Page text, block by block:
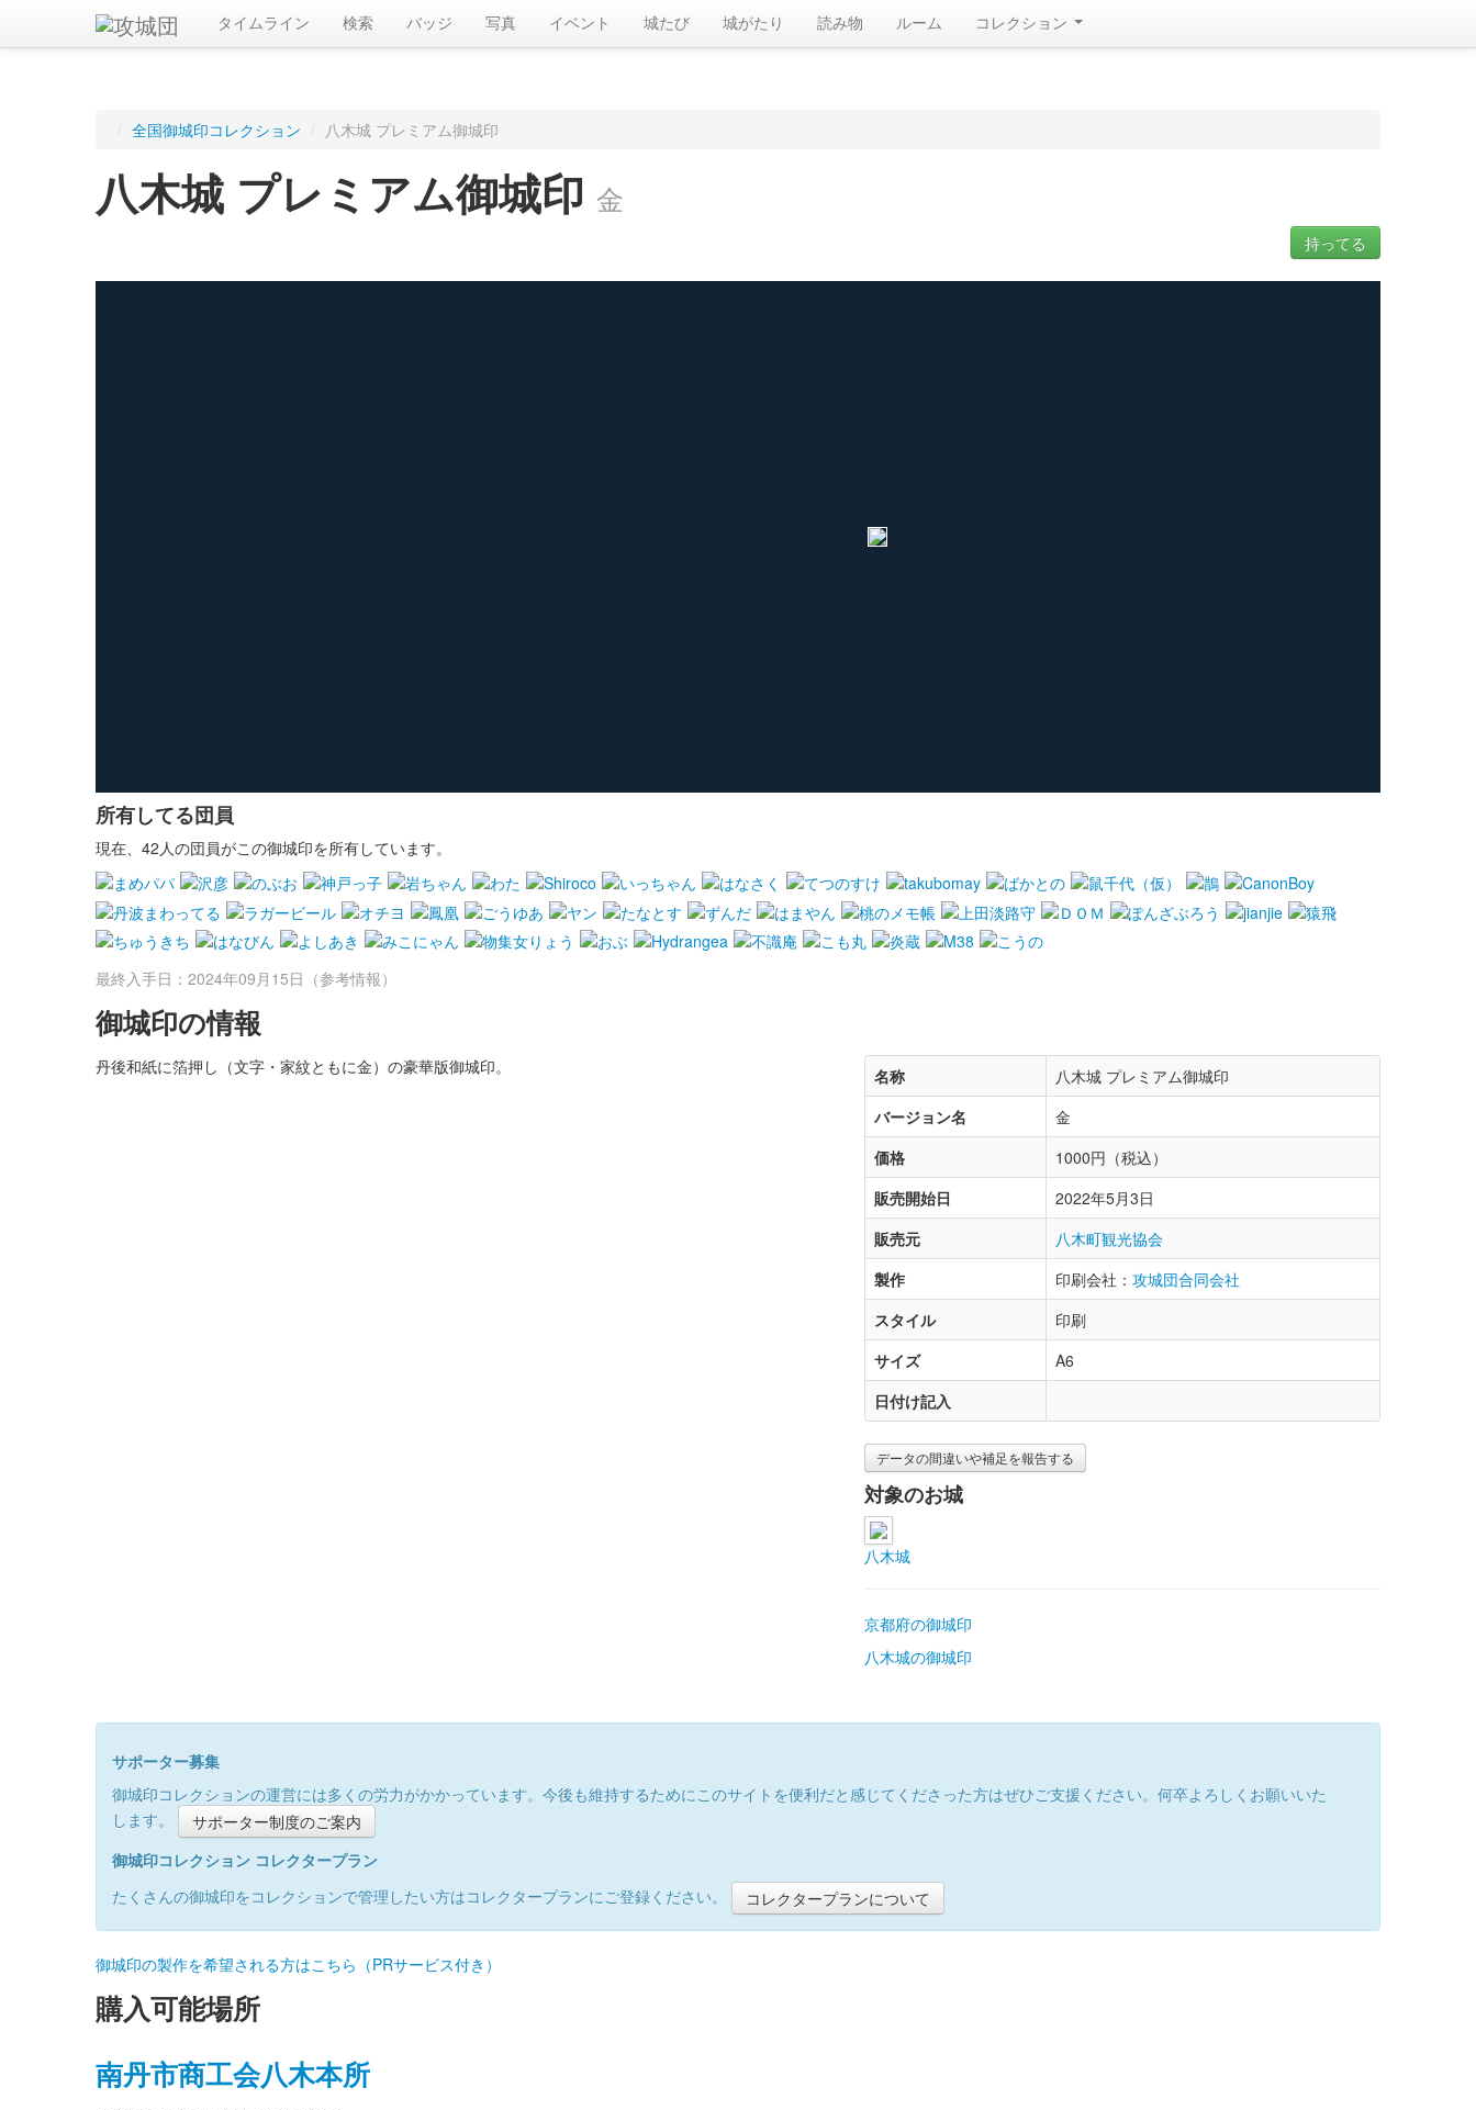
タイムライン 検索 バッジ 写真 イベント 城たび 城がたり 読み物 ルーム コレクション
/ 全国御城印コレクション / 八木城 プレミアム御城印
八木城 プレミアム御城印 金
持ってる
所有してる団員
現在、42人の団員がこの御城印を所有しています。
最終入手日：2024年09月15日（参考情報）
御城印の情報
丹後和紙に箔押し（文字・家紋ともに金）の豪華版御城印。 名称
八木城 プレミアム御城印
バージョン名
金
価格
1000円（税込）
販売開始日
2022年5月3日
販売元
八木町観光協会
製作
印刷会社： 攻城団合同会社
スタイル
印刷
サイズ
A6
日付け記入
データの間違いや補足を報告する
対象のお城
八木城
京都府の御城印
八木城の御城印
サポーター募集
御城印コレクションの運営には多くの労力がかかっています。今後も維持するためにこのサイトを便利だと感じてくださった方はぜひご支援ください。何卒よろしくお願いいた
します。
サポーター制度のご案内
御城印コレクション コレクタープラン
たくさんの御城印をコレクションで管理したい方はコレクタープランにご登録ください。
コレクタープランについて
御城印の製作を希望される方はこちら（PRサービス付き）
購入可能場所
南丹市商工会八木本所